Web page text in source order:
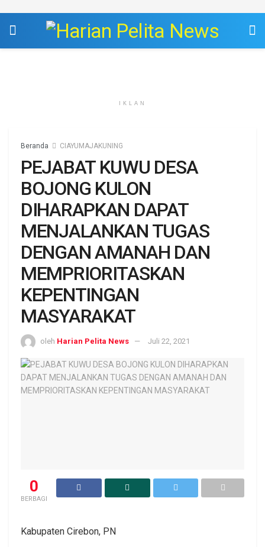
IKLAN
Beranda CIAYUMAJAKUNING
PEJABAT KUWU DESA
BOJONG KULON
DIHARAPKAN DAPAT
MENJALANKAN TUGAS
DENGAN AMANAH DAN
MEMPRIORITASKAN
KEPENTINGAN
MASYARAKAT
oleh Harian Pelita News Juli 22, 2021
0
BERBAGI
Kabupaten Cirebon, PN